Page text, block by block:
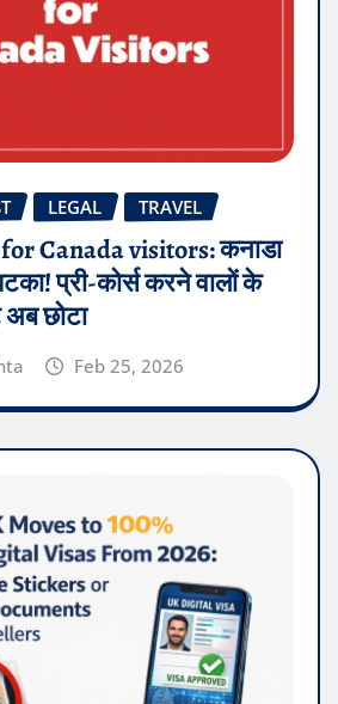
LEGAL TRAVEL
Canada visitors: कनाडा
प्री-कोर्स करने वालों के
अब छोटा
Feb 25, 2026